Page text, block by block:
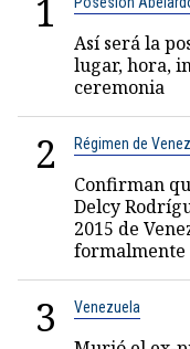
1
Así será la
lugar, hora,
ceremonia
2 Régimen de
Confirman
Delcy
2015 de
formalmente
3 Venezuela